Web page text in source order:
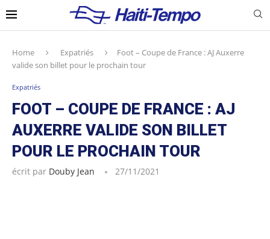
Home Expatriés
Foot – Coupe de France : AJ Auxerre
valide son billet pour le prochain tour
Expatriés
FOOT – COUPE DE FRANCE : AJ
AUXERRE VALIDE SON BILLET
POUR LE PROCHAIN TOUR
écrit par Douby Jean 27/11/2021